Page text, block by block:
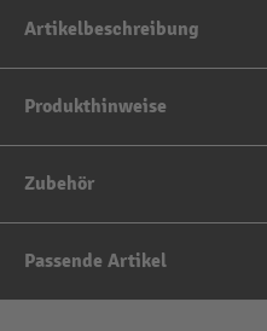
Artikelbeschreibung
Produkthinweise
Zubehör
Passende Artikel